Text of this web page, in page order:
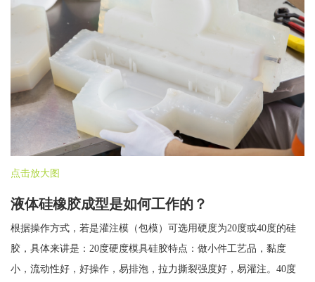
点击放大图
液体硅橡胶成型是如何工作的？
根据操作方式，若是灌注模（包模）可选用硬度为20度或40度的硅
胶，具体来讲是：20度硬度模具硅胶特点：做小件工艺品，黏度
小，流动性好，好操作，易排泡，拉力撕裂强度好，易灌注。40度